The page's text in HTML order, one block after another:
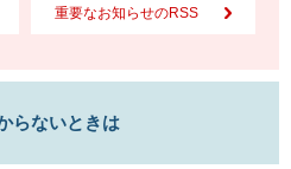
重要なお知らせのRSS
らないときは